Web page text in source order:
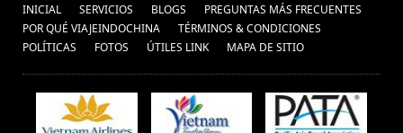
INICIAL SERVICIOS BLOGS
PREGUNTAS MÁS FRECUENTES
POR QUÉ VIAJEINDOCHINA
TÉRMINOS & CONDICIONES
POLÍ­TICAS
FOTOS ÚTILES LINK MAPA DE SITIO